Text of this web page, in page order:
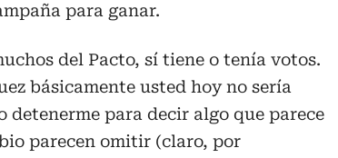
para ganar.
del Pacto, sí tiene o tenía votos.
básicamente usted hoy no sería
detenerme para decir algo que parece
parecen omitir (claro, por